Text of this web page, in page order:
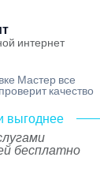
интернет
Мастер все
качество
выгоднее
бесплатно